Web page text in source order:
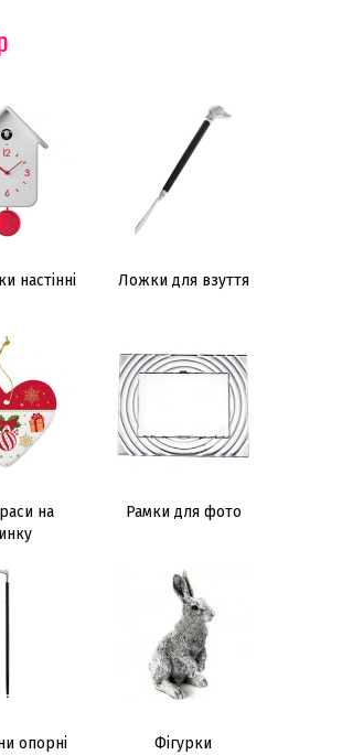
настінні Ложки для взуття
на
Рамки для фото
опорні Фігурки